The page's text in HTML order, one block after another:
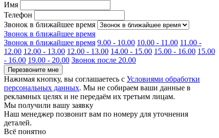
Имя
Телефон
Звонок в ближайшее время
Звонок в ближайшее время
Звонок в ближайшее время 9.00 - 10.00 10.00 - 11.00 11.00 -
12.00 12.00 - 13.00 12.00 - 13.00 14.00 - 15.00 15.00 - 16.00 15.00
- 16.00 19.00 - 20.00 Звонок после 20.00
Перезвоните мне
Нажимая кнопку, вы соглашаетесь с Условиями обработки
персональных данных. Мы не собираем ваши данные в
рекламных целях и не передаём их третьим лицам.
Мы получили вашу заявку
Наш менеджер позвонит вам по номеру для уточнения
деталей.
Всё понятно